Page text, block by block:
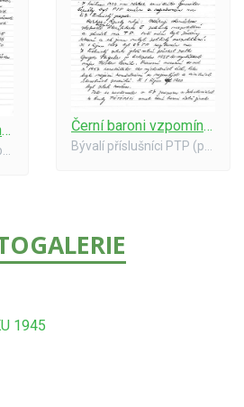
Černí baroni vzpomínají a vracejí se Černí baroni vzpomínají a vracejí se
1945